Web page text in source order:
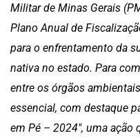
Militar de Minas Gerais
Plano Anual de
para o enfrentamento da
nativa no estado. Para
entre os órgãos
essencial, com destaque
em Pé – 2024", uma ação